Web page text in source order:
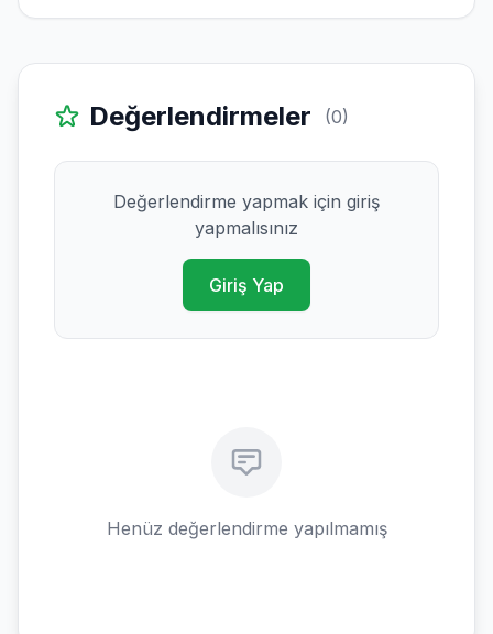
Değerlendirmeler (0)
Değerlendirme yapmak için giriş
yapmalısınız
Giriş Yap
Henüz değerlendirme yapılmamış